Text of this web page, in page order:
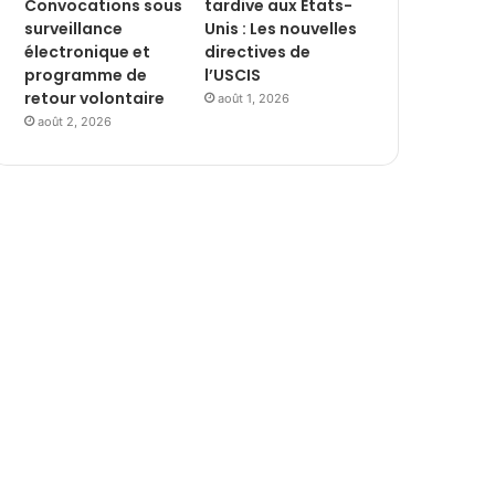
Convocations sous
surveillance
électronique et
programme de
retour volontaire
août 2, 2026
tardive aux États-
Unis : Les nouvelles
directives de
l’USCIS
août 1, 2026